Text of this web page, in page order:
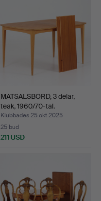
MATSALSBORD, 3 delar,
teak, 1960/70-tal.
Klubbades 25 okt 2025
25 bud
211 USD